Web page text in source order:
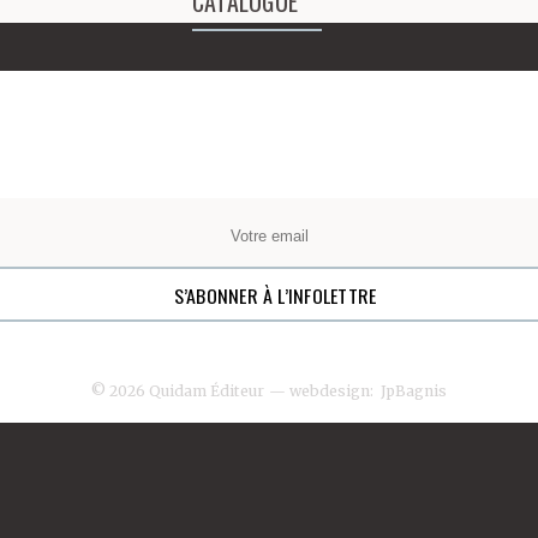
lavée aussi. Le pinceau
oublié seul se dressait,
Elle s’était trop fatiguée
© 2026 Quidam Éditeur — webdesign: JpBagnis